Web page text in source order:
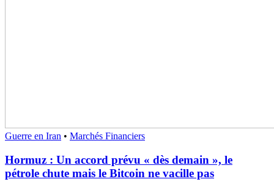
Guerre en Iran • Marchés Financiers
Hormuz : Un accord prévu « dès demain », le
pétrole chute mais le Bitcoin ne vacille pas